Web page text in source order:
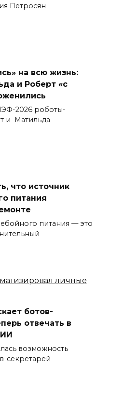
Петросян
на всю жизнь:
и Роберт «с
2026 роботы-
и Матильда
что источник
питания
питания — это
ботов-
отвечать в
возможность
секретарей